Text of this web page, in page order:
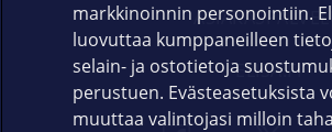
ELISA.FI
markkinoinnin personointiin.
luovuttaa kumppaneilleen
selain- ja ostotietoja
perustuen. Evästeasetuksista
muuttaa valintojasi milloin